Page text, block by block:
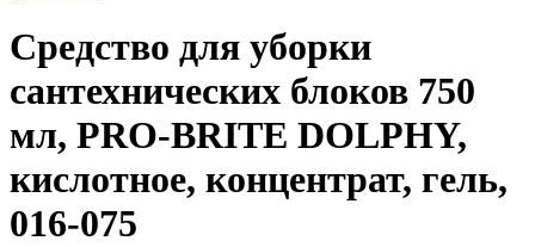
Средство для уборки
сантехнических блоков 750
мл, PRO-BRITE DOLPHY,
кислотное, концентрат, гель,
016-075